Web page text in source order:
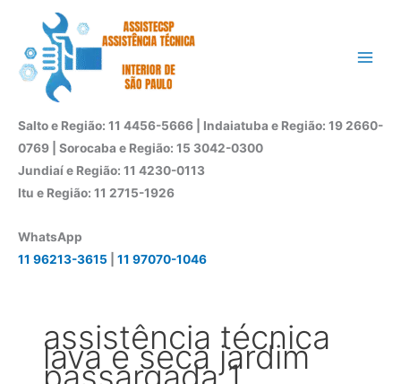
conteúdo
Salto e Região: 11 4456-5666 | Indaiatuba e Região: 19 2660-
0769 | Sorocaba e Região: 15 3042-0300
Jundiaí e Região: 11 4230-0113
Itu e Região: 11 2715-1926
WhatsApp
11 96213-3615
11 97070-1046
assistência técnica
lava e seca jardim